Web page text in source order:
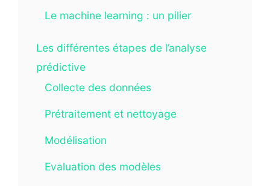
Le machine learning : un pilier
Les différentes étapes de l’analyse
prédictive
Collecte des données
Prétraitement et nettoyage
Modélisation
Evaluation des modèles